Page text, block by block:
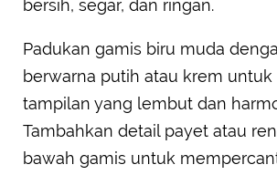
bersih, segar, dan ringan.
Padukan gamis biru muda
berwarna putih atau krem
tampilan yang lembut dan
Tambahkan detail payet atau
bawah gamis untuk